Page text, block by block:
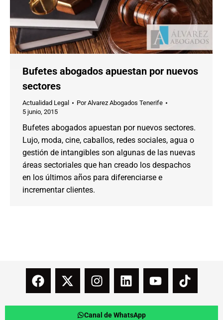
Bufetes abogados apuestan por nuevos
sectores
Actualidad Legal PorAlvarez Abogados Tenerife
5 junio, 2015
Bufetes abogados apuestan por nuevos sectores.
Lujo, moda, cine, caballos, redes sociales, agua o
gestión de intangibles son algunas de las nuevas
áreas sectoriales que han creado los despachos
en los últimos años para diferenciarse e
incrementar clientes.
Canal de WhatsApp